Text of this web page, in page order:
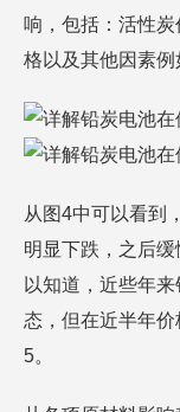
响，包括：活性
格以及其他因素例
从图4中可以看到
明显下跌，之后
以知道，近些年
态，但在近半年
5。